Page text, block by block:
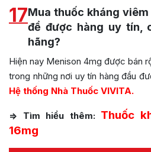
17Mua thuốc kháng
để được hàng uy tín,
hãng?
Hiện nay Menison 4mg được bán
trong những nơi uy tín hàng đầu
Hệ thống Nhà Thuốc VIVITA.
=> Tìm hiểu thêm: Thuốc
16mg